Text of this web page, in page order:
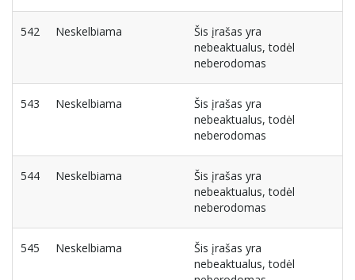
542 Neskelbiama
Šis įrašas yra
nebeaktualus, todėl
neberodomas
543 Neskelbiama
Šis įrašas yra
nebeaktualus, todėl
neberodomas
544 Neskelbiama
Šis įrašas yra
nebeaktualus, todėl
neberodomas
545 Neskelbiama
Šis įrašas yra
nebeaktualus, todėl